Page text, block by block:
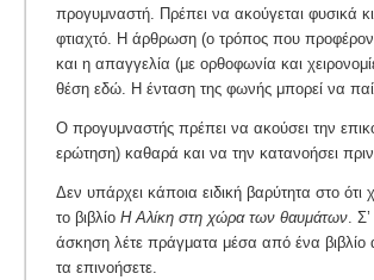
προγυμναστή. Πρέπει να ακούγεται φυσικά
φτιαχτό. Η άρθρωση (ο τρόπος που
και η απαγγελία (με ορθοφωνία και
θέση εδώ. Η ένταση της φωνής μπορεί να
Ο προγυμναστής πρέπει να ακούσει την
ερώτηση) καθαρά και να την κατανοήσει
Δεν υπάρχει κάποια ειδική βαρύτητα στο ότι
το βιβλίο Η Αλίκη στη χώρα των θαυμάτων.
άσκηση λέτε πράγματα μέσα από ένα βιβλίο
τα επινοήσετε.